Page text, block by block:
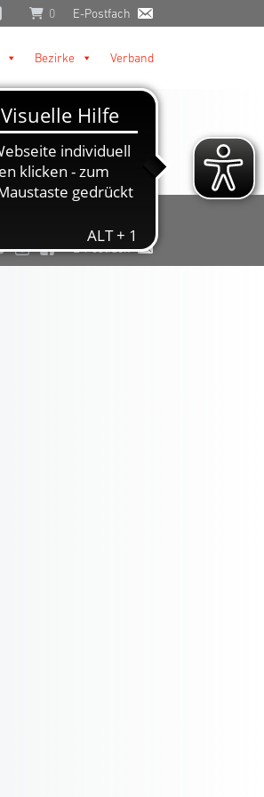
0 E-Postfach
Bezirke Verband
E-Postfach